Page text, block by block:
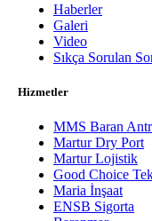
Haberler
Galeri
Video
Sıkça Sorulan
Hizmetler
MMS Baran
Martur Dry Port
Martur Lojistik
Good Choice
Maria İnşaat
ENSB Sigorta